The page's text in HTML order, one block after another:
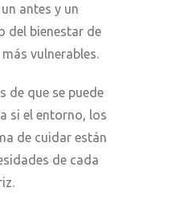
antes y un
del bienestar de
vulnerables.
de que se puede
si el entorno, los
de cuidar están
de cada